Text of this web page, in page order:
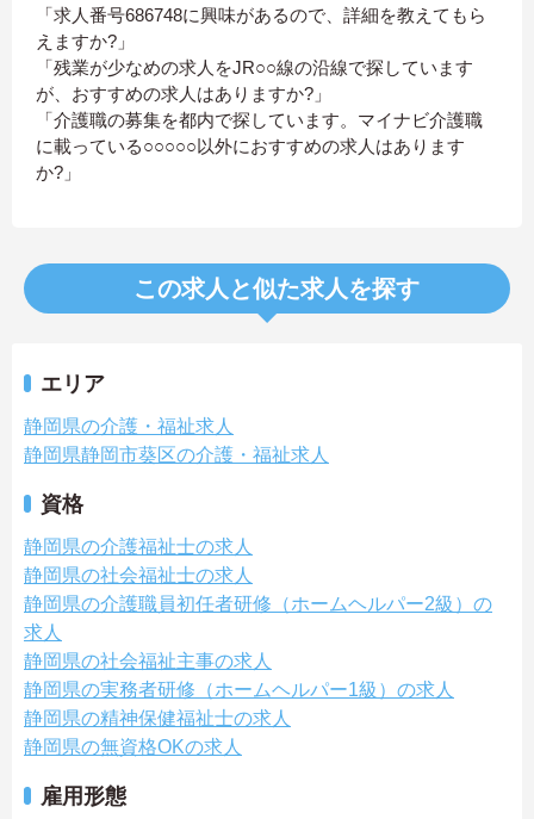
「求人番号686748に興味があるので、詳細を教えてもら
えますか?」
「残業が少なめの求人をJR○○線の沿線で探しています
が、おすすめの求人はありますか?」
「介護職の募集を都内で探しています。マイナビ介護職
に載っている○○○○○以外におすすめの求人はあります
か?」
この求人と似た求人を探す
エリア
静岡県の介護・福祉求人
静岡県静岡市葵区の介護・福祉求人
資格
静岡県の介護福祉士の求人
静岡県の社会福祉士の求人
静岡県の介護職員初任者研修（ホームヘルパー2級）の
求人
静岡県の社会福祉主事の求人
静岡県の実務者研修（ホームヘルパー1級）の求人
静岡県の精神保健福祉士の求人
静岡県の無資格OKの求人
雇用形態